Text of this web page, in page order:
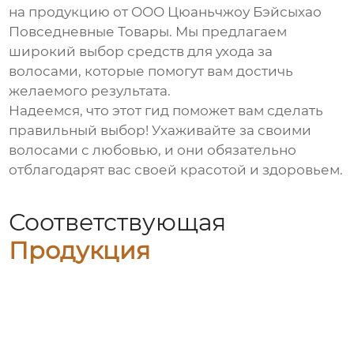
на продукцию от ООО Цюаньчжоу Бэйсыхао
Повседневные Товары. Мы предлагаем
широкий выбор средств для ухода за
волосами, которые помогут вам достичь
желаемого результата.
Надеемся, что этот гид поможет вам сделать
правильный выбор! Ухаживайте за своими
волосами с любовью, и они обязательно
отблагодарят вас своей красотой и здоровьем.
Соответствующая
Продукция